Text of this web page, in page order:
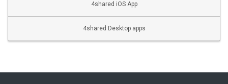
4shared iOS App
4shared Desktop apps